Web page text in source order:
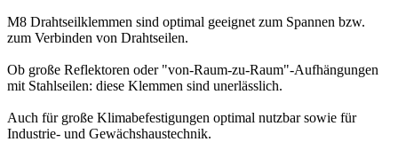
M8 Drahtseilklemmen sind optimal geeignet zum Spannen bzw.
zum Verbinden von Drahtseilen.
Ob große Reflektoren oder "von-Raum-zu-Raum"-Aufhängungen
mit Stahlseilen: diese Klemmen sind unerlässlich.
Auch für große Klimabefestigungen optimal nutzbar sowie für
Industrie- und Gewächshaustechnik.